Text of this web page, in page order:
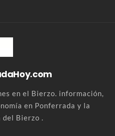
en el Bierzo. información,
en Ponferrada y la
Bierzo .